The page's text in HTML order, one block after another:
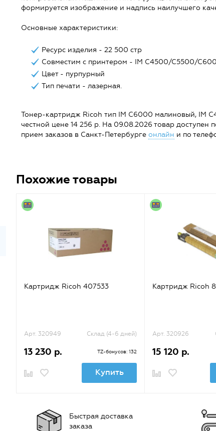
формируется изображение и надпись наилучшего
Основные характеристики:
Ресурс изделия - 22 500 стр
Совместим с принтером - IM C4500/C5500/
Цвет - пурпурный
Тип печати - лазерная.
Тонер-картридж Ricoh тип IM C6000 малиновый, IM
честной цене 14 256 р. На 09.08.2026 товар доступен
прием заказов в Санкт-Петербурге онлайн и по
Похожие товары
Картридж Ricoh 407533
Арт. 320949 Склад (4-6 дней)
13 230 р. TZ-бонусов: 132
Купить
Картридж Ricoh
Арт. 320926
15 120 р.
Быстрая доставка
заказа